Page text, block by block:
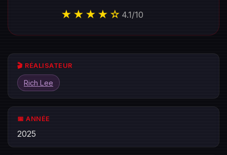
★★★★☆ 4.1/10
🎬 RÉALISATEUR
Rich Lee
📅 ANNÉE
2025